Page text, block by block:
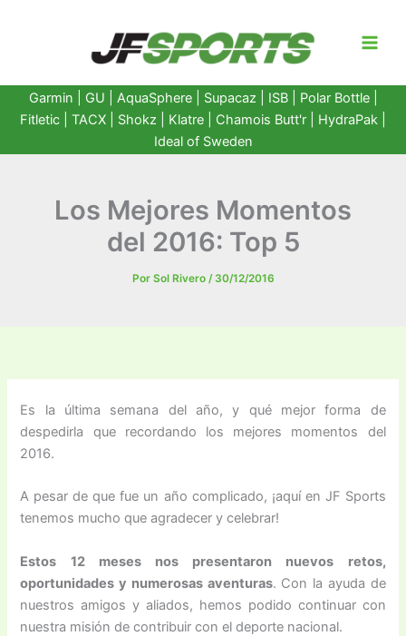
Garmin GU AquaSphere| Supacaz | ISB | Polar Bottle|
Fitletic
TACX Shokz Klatre Chamois Butt'r HydraPak
Ideal of Sweden
Los Mejores Momentos
del 2016: Top 5
Por Sol Rivero / 30/12/2016
Es la última semana del año, y qué mejor forma de
despedirla que recordando los mejores momentos del
2016.
A pesar de que fue un año complicado, ¡aquí en JF Sports
tenemos mucho que agradecer y celebrar!
Estos 12 meses nos presentaron nuevos retos,
oportunidades y numerosas aventuras. Con la ayuda de
nuestros amigos y aliados, hemos podido continuar con
nuestra misión de contribuir con el deporte nacional.